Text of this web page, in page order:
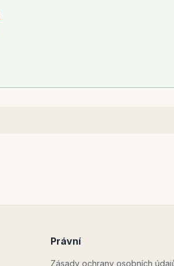
Právní
Zásady ochrany osobních